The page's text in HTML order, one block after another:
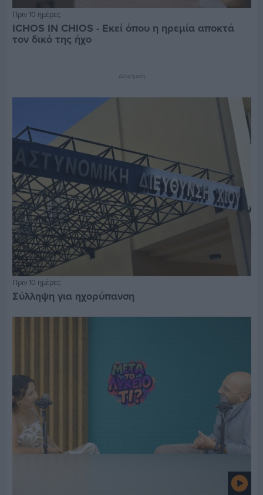
Πριν 10 ημέρες
ICHOS IN CHIOS - Εκεί όπου η ηρεμία αποκτά
τον δικό της ήχο
Διαφήμιση
Πριν 10 ημέρες
Σύλληψη για ηχορύπανση